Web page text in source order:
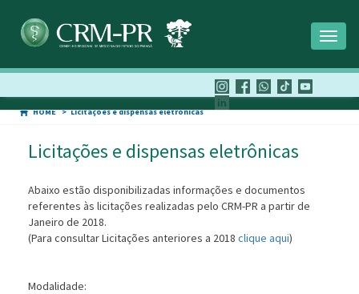
HOME Licitações e dispensas eletrônicas
Licitações e dispensas eletrônicas
Abaixo estão disponibilizadas informações e documentos
referentes às licitações realizadas pelo CRM-PR a partir de
Janeiro de 2018.
(Para consultar Licitações anteriores a 2018 clique aqui)
Modalidade: